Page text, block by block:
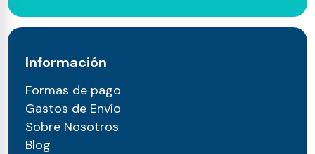
Información
Formas de pago
Gastos de Envío
Sobre Nosotros
Blog